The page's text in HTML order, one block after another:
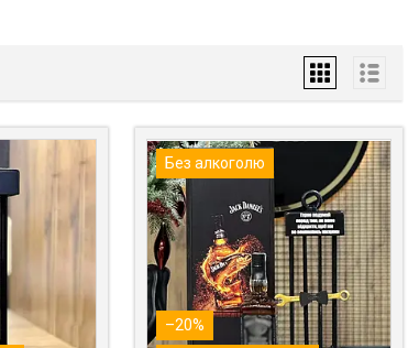
Без алкоголю
–20%